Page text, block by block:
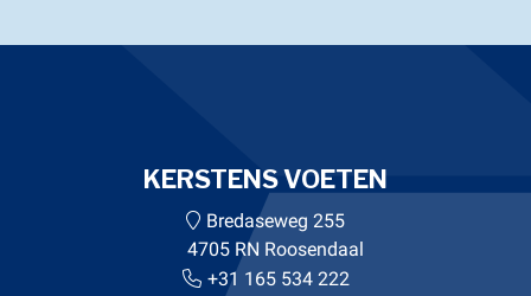
KERSTENS VOETEN
Bredaseweg 255
4705 RN Roosendaal
+31 165 534 222